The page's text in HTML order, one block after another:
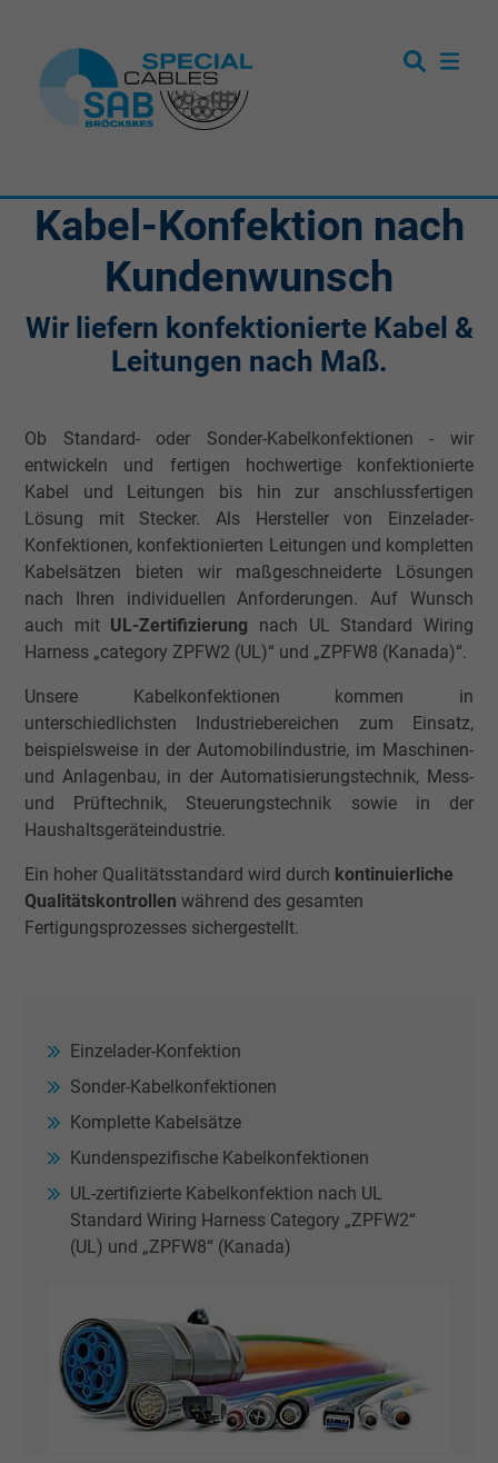
Kabel-Konfektion nach
Kundenwunsch
Wir liefern konfektionierte Kabel &
Leitungen nach Maß.
Ob Standard- oder Sonder-Kabelkonfektionen - wir
entwickeln und fertigen hochwertige konfektionierte
Kabel und Leitungen bis hin zur anschlussfertigen
Lösung mit Stecker. Als Hersteller von Einzelader-
Konfektionen, konfektionierten Leitungen und kompletten
Kabelsätzen bieten wir maßgeschneiderte Lösungen
nach Ihren individuellen Anforderungen. Auf Wunsch
auch mit UL-Zertifizierung nach UL Standard Wiring
Harness „category ZPFW2 (UL)“ und „ZPFW8 (Kanada)“.
Unsere Kabelkonfektionen kommen in
unterschiedlichsten Industriebereichen zum Einsatz,
beispielsweise in der Automobilindustrie, im Maschinen-
und Anlagenbau, in der Automatisierungstechnik, Mess-
und Prüftechnik, Steuerungstechnik sowie in der
Haushaltsgeräteindustrie.
Ein hoher Qualitätsstandard wird durch kontinuierliche
Qualitätskontrollen während des gesamten
Fertigungsprozesses sichergestellt.
Einzelader-Konfektion
Sonder-Kabelkonfektionen
Komplette Kabelsätze
Kundenspezifische Kabelkonfektionen
UL-zertifizierte Kabelkonfektion nach UL
Standard Wiring Harness Category „ZPFW2“
(UL) und „ZPFW8“ (Kanada)